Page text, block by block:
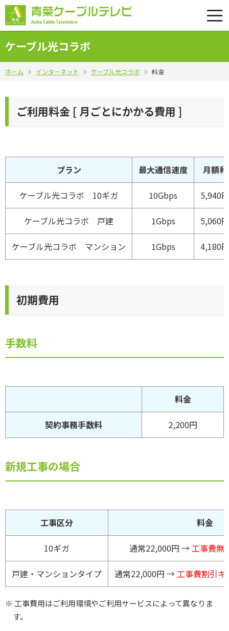
ケーブル光コラボ
ホーム インターネット ケーブル光コラボ 料金
ご利用料金 [ 月ごとにかかる費用 ]
プラン 最大通信速度 月額
ケーブル光コラボ 10ギガ 10Gbps 5,940
ケーブル光コラボ 戸建 1Gbps 5,060
ケーブル光コラボ マンション 1Gbps 4,180
初期費用
手数料
料金
契約事務手数料 2,200円
新規工事の場合
工事区分 料金
10ギガ 通常22,000円 →工事費無
戸建・マンションタイプ 通常22,000円 →工事費割引
※ 工事費用はご利用環境やご利用サービスによって異なりま
す。